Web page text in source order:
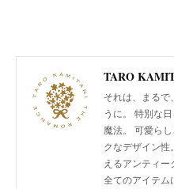
TARO
それは、まるで
うに。 特別な
魔法。 可愛ら
クなデザイン性
えるアンティ
全てのアイテム